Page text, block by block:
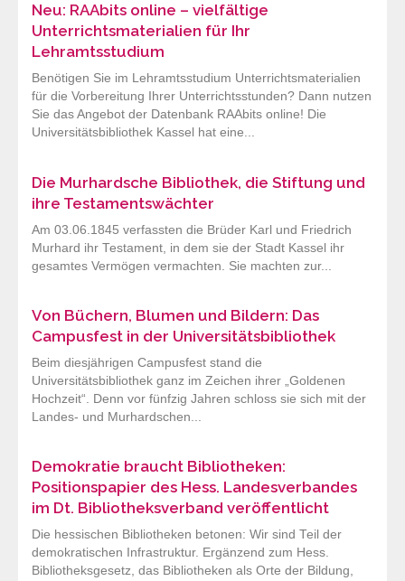
Neu: RAAbits online – vielfältige
Unterrichtsmaterialien für Ihr
Lehramtsstudium
Benötigen Sie im Lehramtsstudium Unterrichtsmaterialien
für die Vorbereitung Ihrer Unterrichtsstunden? Dann nutzen
Sie das Angebot der Datenbank RAAbits online! Die
Universitätsbibliothek Kassel hat eine...
Die Murhardsche Bibliothek, die Stiftung und
ihre Testamentswächter
Am 03.06.1845 verfassten die Brüder Karl und Friedrich
Murhard ihr Testament, in dem sie der Stadt Kassel ihr
gesamtes Vermögen vermachten. Sie machten zur...
Von Büchern, Blumen und Bildern: Das
Campusfest in der Universitätsbibliothek
Beim diesjährigen Campusfest stand die
Universitätsbibliothek ganz im Zeichen ihrer „Goldenen
Hochzeit“. Denn vor fünfzig Jahren schloss sie sich mit der
Landes- und Murhardschen...
Demokratie braucht Bibliotheken:
Positionspapier des Hess. Landesverbandes
im Dt. Bibliotheksverband veröffentlicht
Die hessischen Bibliotheken betonen: Wir sind Teil der
demokratischen Infrastruktur. Ergänzend zum Hess.
Bibliotheksgesetz, das Bibliotheken als Orte der Bildung,